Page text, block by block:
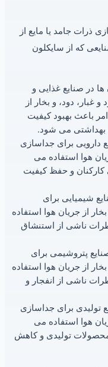
ذرات جامد یا مایع از
که از سایکلون
در صنایع غذایی و
غبار، دود، و بخار از
باعث بهبود کیفیت
می شود.
دارویی برای جداسازی
هوا استفاده می
کارکنان و حفظ کیفیت
شیمیایی برای
از جریان هوا استفاده
ناشی از استنشاق
پتروشیمی برای
از جریان هوا استفاده
ناشی از انفجار و
تولیدی برای جداسازی
هوا استفاده می
تولیدی و کاهش